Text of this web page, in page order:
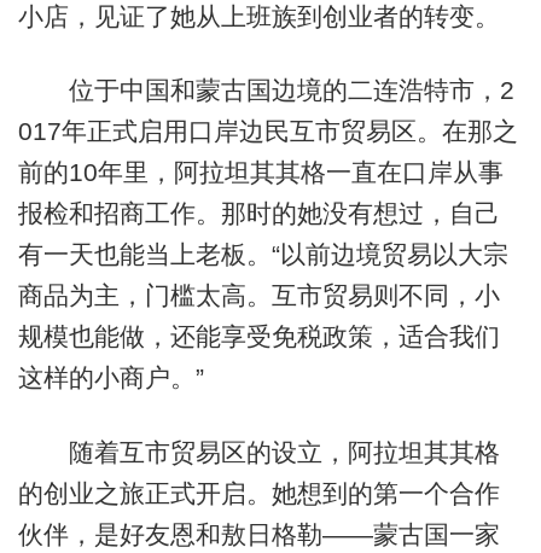
小店，见证了她从上班族到创业者的转变。
位于中国和蒙古国边境的二连浩特市，2
017年正式启用口岸边民互市贸易区。在那之
前的10年里，阿拉坦其其格一直在口岸从事
报检和招商工作。那时的她没有想过，自己
有一天也能当上老板。“以前边境贸易以大宗
商品为主，门槛太高。互市贸易则不同，小
规模也能做，还能享受免税政策，适合我们
这样的小商户。”
随着互市贸易区的设立，阿拉坦其其格
的创业之旅正式开启。她想到的第一个合作
伙伴，是好友恩和敖日格勒——蒙古国一家